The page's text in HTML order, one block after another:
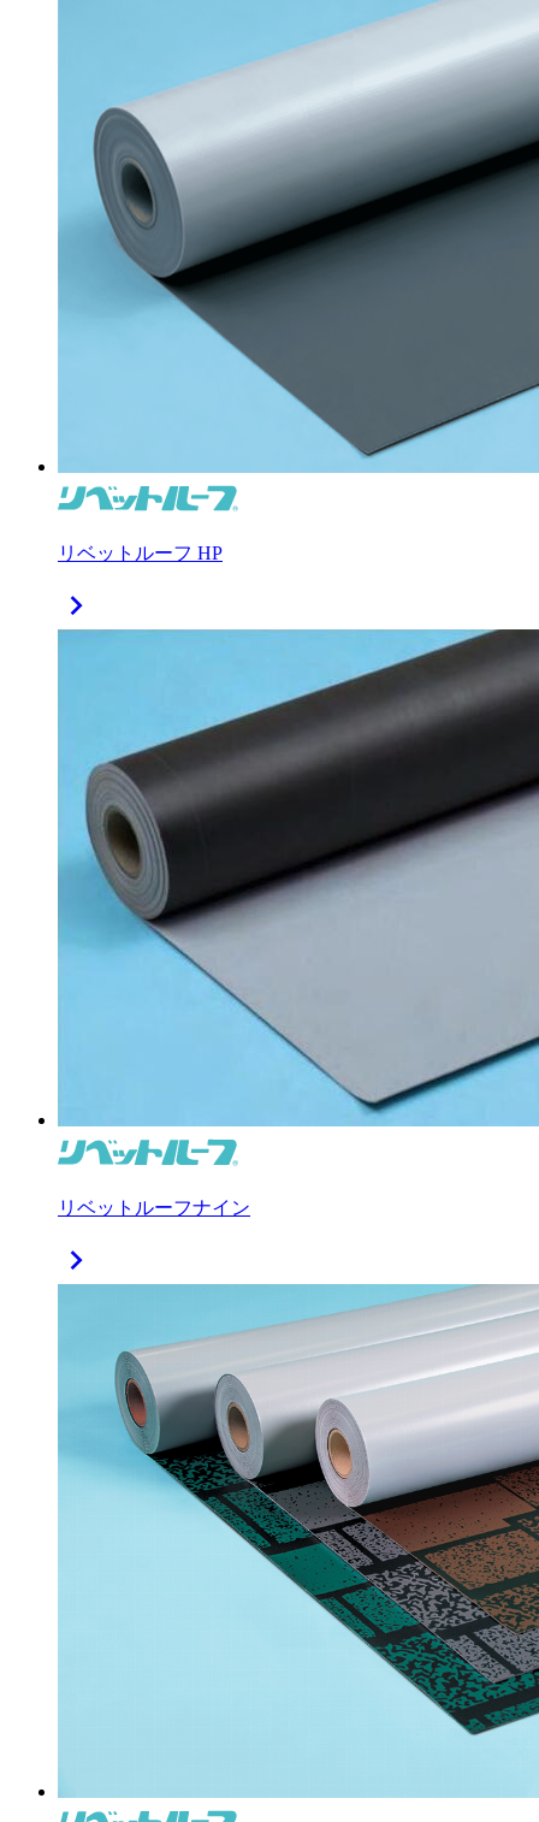
リベットルーフ HP
chevron_right
リベットルーフナイン
chevron_right